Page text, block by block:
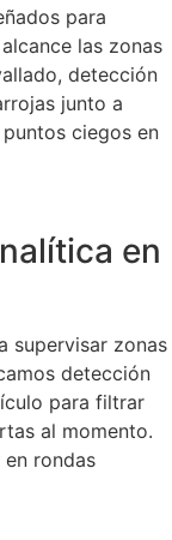
para
las zonas
detección
junto a
ciegos en
en
supervisar zonas
detección
para filtrar
al momento.
rondas